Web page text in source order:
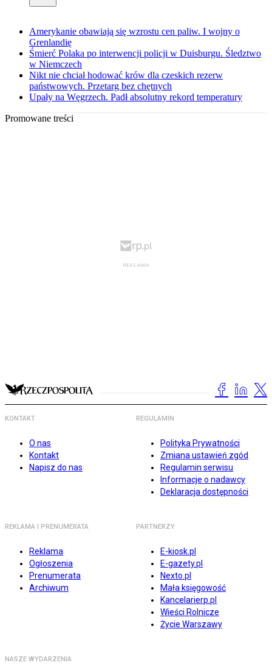
Amerykanie obawiają się wzrostu cen paliw. I wojny o
Grenlandię
Śmierć Polaka po interwencji policji w Duisburgu. Śledztwo
w Niemczech
Nikt nie chciał hodować krów dla czeskich rezerw
państwowych. Przetarg bez chętnych
Upały na Węgrzech. Padł absolutny rekord temperatury
Promowane treści
KONTAKT
O nas
Kontakt
Napisz do nas
REGULAMIN
Polityka Prywatności
Zmiana ustawień zgód
Regulamin serwisu
Informacje o nadawcy
Deklaracja dostępności
REKLAMA I PRENUMERATA
Reklama
Ogłoszenia
Prenumerata
Archiwum
PARTNERZY
E-kiosk.pl
E-gazety.pl
Nexto.pl
Mała księgowość
Kancelarierp.pl
Wieści Rolnicze
Życie Warszawy
NASZE WYDARZENIA